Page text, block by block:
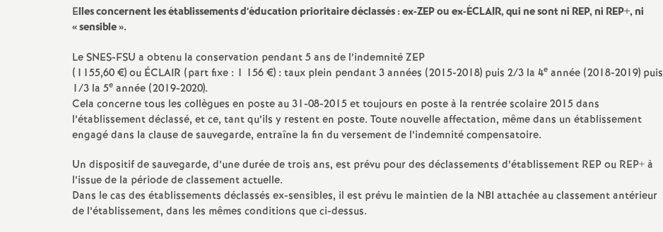
d
d
e
g
r
é
Elles concernent les établissements d’éducation prioritaire déclassés : ex-ZEP ou ex-ÉCLAIR, qui ne sont ni REP, ni REP+, ni
«sensible».
Le SNES-FSU a obtenu la conservation pendant 5 ans de l’indemnité ZEP
(1155,60 €) ou ÉCLAIR (part fixe : 1 156 €) : taux plein pendant 3 années (2015-2018) puis 2/3 la 4e année (2018-2019) puis
1/3 la 5e année (2019-2020).
Cela concerne tous les collègues en poste au 31-08-2015 et toujours en poste à la rentrée scolaire 2015 dans
l’établissement déclassé, et ce, tant qu’ils y restent en poste. Toute nouvelle affectation, même dans un établissement
engagé dans la clause de sauvegarde, entraîne la fin du versement de l’indemnité compensatoire.
Un dispositif de sauvegarde, d’une durée de trois ans, est prévu pour des déclassements d’établissement REP ou REP+ à
l’issue de la période de classement actuelle.
Dans le cas des établissements déclassés ex-sensibles, il est prévu le maintien de la NBI attachée au classement antérieur
de l’établissement, dans les mêmes conditions que ci-dessus.